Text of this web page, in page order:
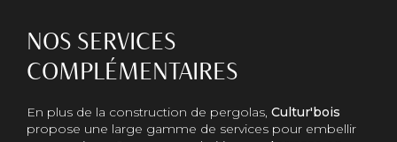
NOS SERVICES
COMPLÉMENTAIRES
En plus de la construction de pergolas, Cultur'bois
propose une large gamme de services pour embellir